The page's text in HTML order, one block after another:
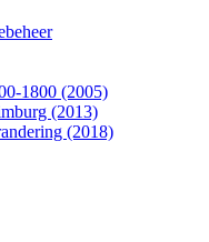
1800 (2005)
(2013)
(2018)